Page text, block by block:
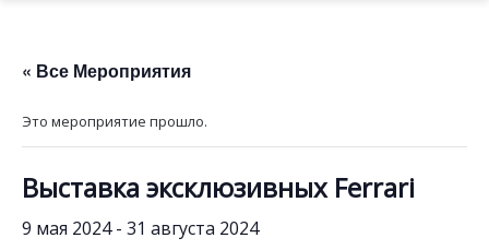
« Все Мероприятия
Это мероприятие прошло.
Выставка эксклюзивных Ferrari
9 мая 2024- 31 августа 2024